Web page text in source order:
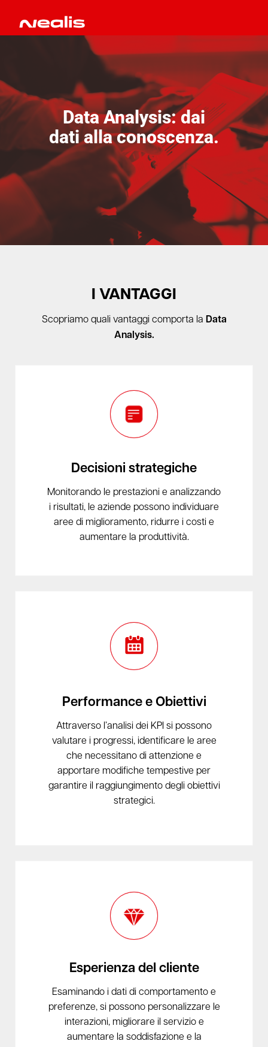
Data Analysis: dai
dati alla conoscenza.
I VANTAGGI
Scopriamo quali vantaggi comporta la Data
Analysis.
Decisioni strategiche
Monitorando le prestazioni e analizzando
i risultati, le aziende possono individuare
aree di miglioramento, ridurre i costi e
aumentare la produttività.
Performance e Obiettivi
Attraverso l’analisi dei KPI si possono
valutare i progressi, identificare le aree
che necessitano di attenzione e
apportare modifiche tempestive per
garantire il raggiungimento degli obiettivi
strategici.
Esperienza del cliente
Esaminando i dati di comportamento e
preferenze, si possono personalizzare le
interazioni, migliorare il servizio e
aumentare la soddisfazione e la